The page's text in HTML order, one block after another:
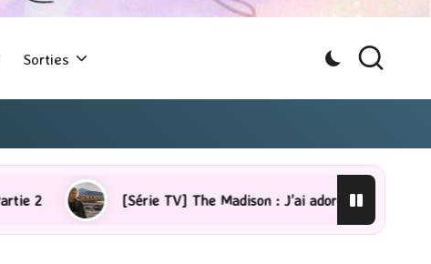
Sorties
[Série TV] The Madison : J’ai adoré ! [Lecture] La